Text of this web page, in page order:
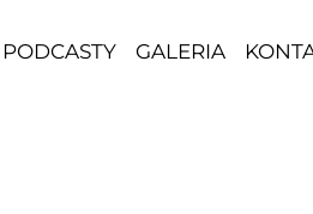
PODCASTY GALERIA